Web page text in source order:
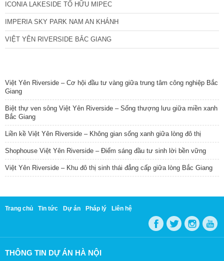
ICONIA LAKESIDE TỐ HỮU MIPEC
IMPERIA SKY PARK NAM AN KHÁNH
VIỆT YÊN RIVERSIDE BẮC GIANG
Việt Yên Riverside – Cơ hội đầu tư vàng giữa trung tâm công nghiệp Bắc
Giang
Biệt thự ven sông Việt Yên Riverside – Sống thượng lưu giữa miền xanh
Bắc Giang
Liền kề Việt Yên Riverside – Không gian sống xanh giữa lòng đô thị
Shophouse Việt Yên Riverside – Điểm sáng đầu tư sinh lời bền vững
Việt Yên Riverside – Khu đô thị sinh thái đẳng cấp giữa lòng Bắc Giang
Trang chủ Tin tức Dự án Pháp lý Liên hệ
THÔNG TIN DỰ ÁN HÀ NỘI